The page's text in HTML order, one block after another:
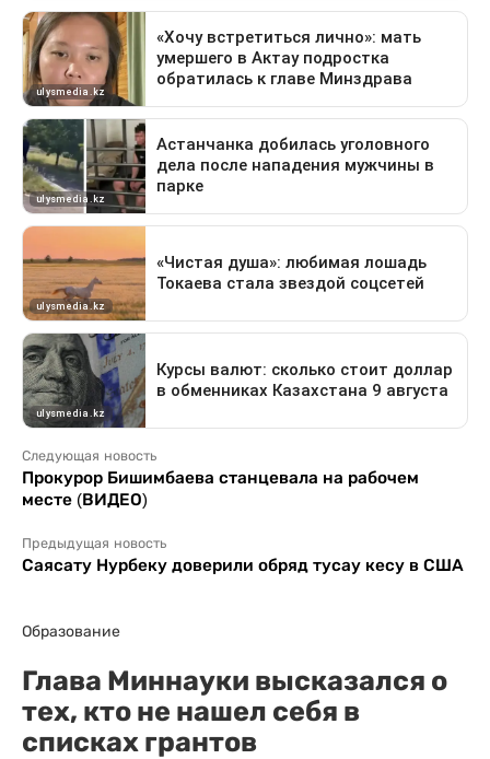
Следующая новость
Прокурор Бишимбаева станцевала на рабочем
месте (ВИДЕО)
Предыдущая новость
Саясату Нурбеку доверили обряд тусау кесу в США
Образование
Глава Миннауки высказался о
тех, кто не нашел себя в
списках грантов